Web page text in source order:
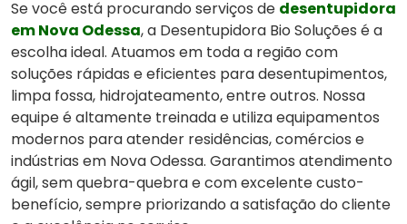
Se você está procurando serviços de desentupidora
em Nova Odessa, a Desentupidora Bio Soluções é a
escolha ideal. Atuamos em toda a região com
soluções rápidas e eficientes para desentupimentos,
limpa fossa, hidrojateamento, entre outros. Nossa
equipe é altamente treinada e utiliza equipamentos
modernos para atender residências, comércios e
indústrias em Nova Odessa. Garantimos atendimento
ágil, sem quebra-quebra e com excelente custo-
benefício, sempre priorizando a satisfação do cliente